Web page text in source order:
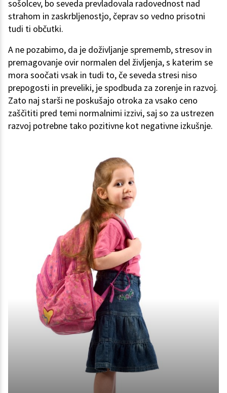
sošolcev, bo seveda prevladovala radovednost nad
strahom in zaskrbljenostjo, čeprav so vedno prisotni
tudi ti občutki.
A ne pozabimo, da je doživljanje sprememb, stresov in
premagovanje ovir normalen del življenja, s katerim se
mora soočati vsak in tudi to, če seveda stresi niso
prepogosti in preveliki, je spodbuda za zorenje in razvoj.
Zato naj starši ne poskušajo otroka za vsako ceno
zaščititi pred temi normalnimi izzivi, saj so za ustrezen
razvoj potrebne tako pozitivne kot negativne izkušnje.